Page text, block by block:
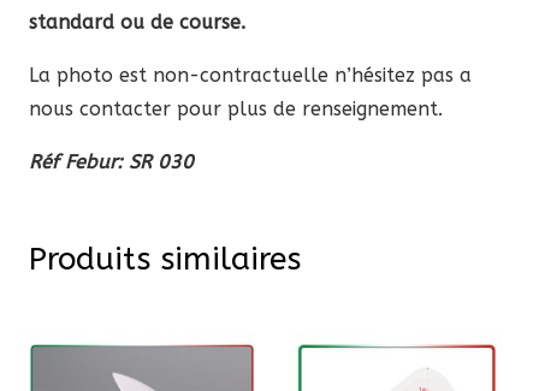
standard ou de course.
La photo est non-contractuelle n’hésitez pas a
nous contacter pour plus de renseignement.
Réf Febur: SR 030
Produits similaires